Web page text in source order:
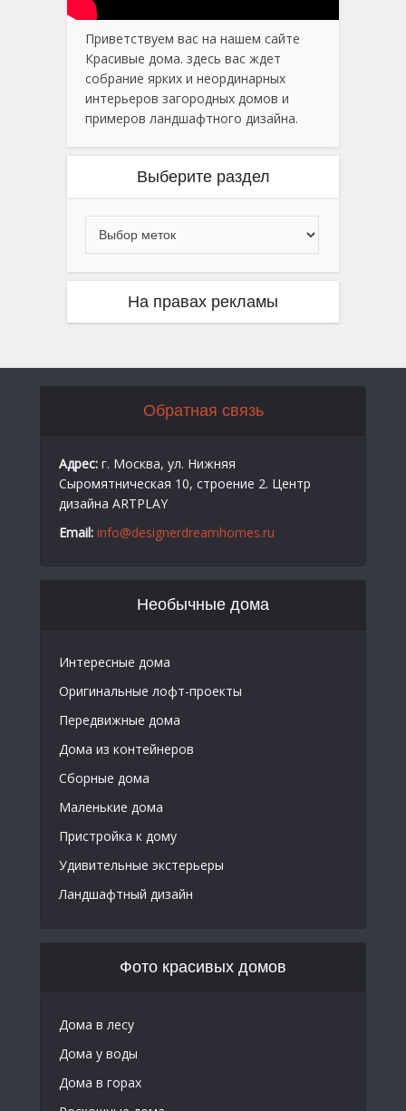
Приветствуем вас на нашем сайте
Красивые дома. здесь вас ждет
собрание ярких и неординарных
интерьеров загородных домов и
примеров ландшафтного дизайна.
Выберите раздел
На правах рекламы
Обратная связь
Адрес: г. Москва, ул. Нижняя
Сыромятническая 10, строение 2. Центр
дизайна ARTPLAY
Email: info@designerdreamhomes.ru
Необычные дома
Интересные дома
Оригинальные лофт-проекты
Передвижные дома
Дома из контейнеров
Сборные дома
Маленькие дома
Пристройка к дому
Удивительные экстерьеры
Ландшафтный дизайн
Фото красивых домов
Дома в лесу
Дома у воды
Дома в горах